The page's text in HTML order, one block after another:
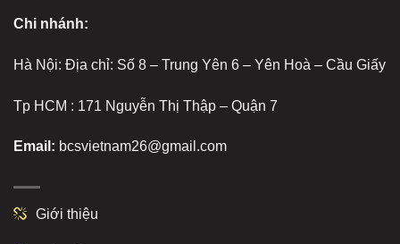
Chi nhánh:
Hà Nội: Địa chỉ: Số 8 – Trung Yên 6 – Yên Hoà – Cầu Giấy
Tp HCM : 171 Nguyễn Thị Thập – Quận 7
Email: bcsvietnam26@gmail.com
Giới thiệu